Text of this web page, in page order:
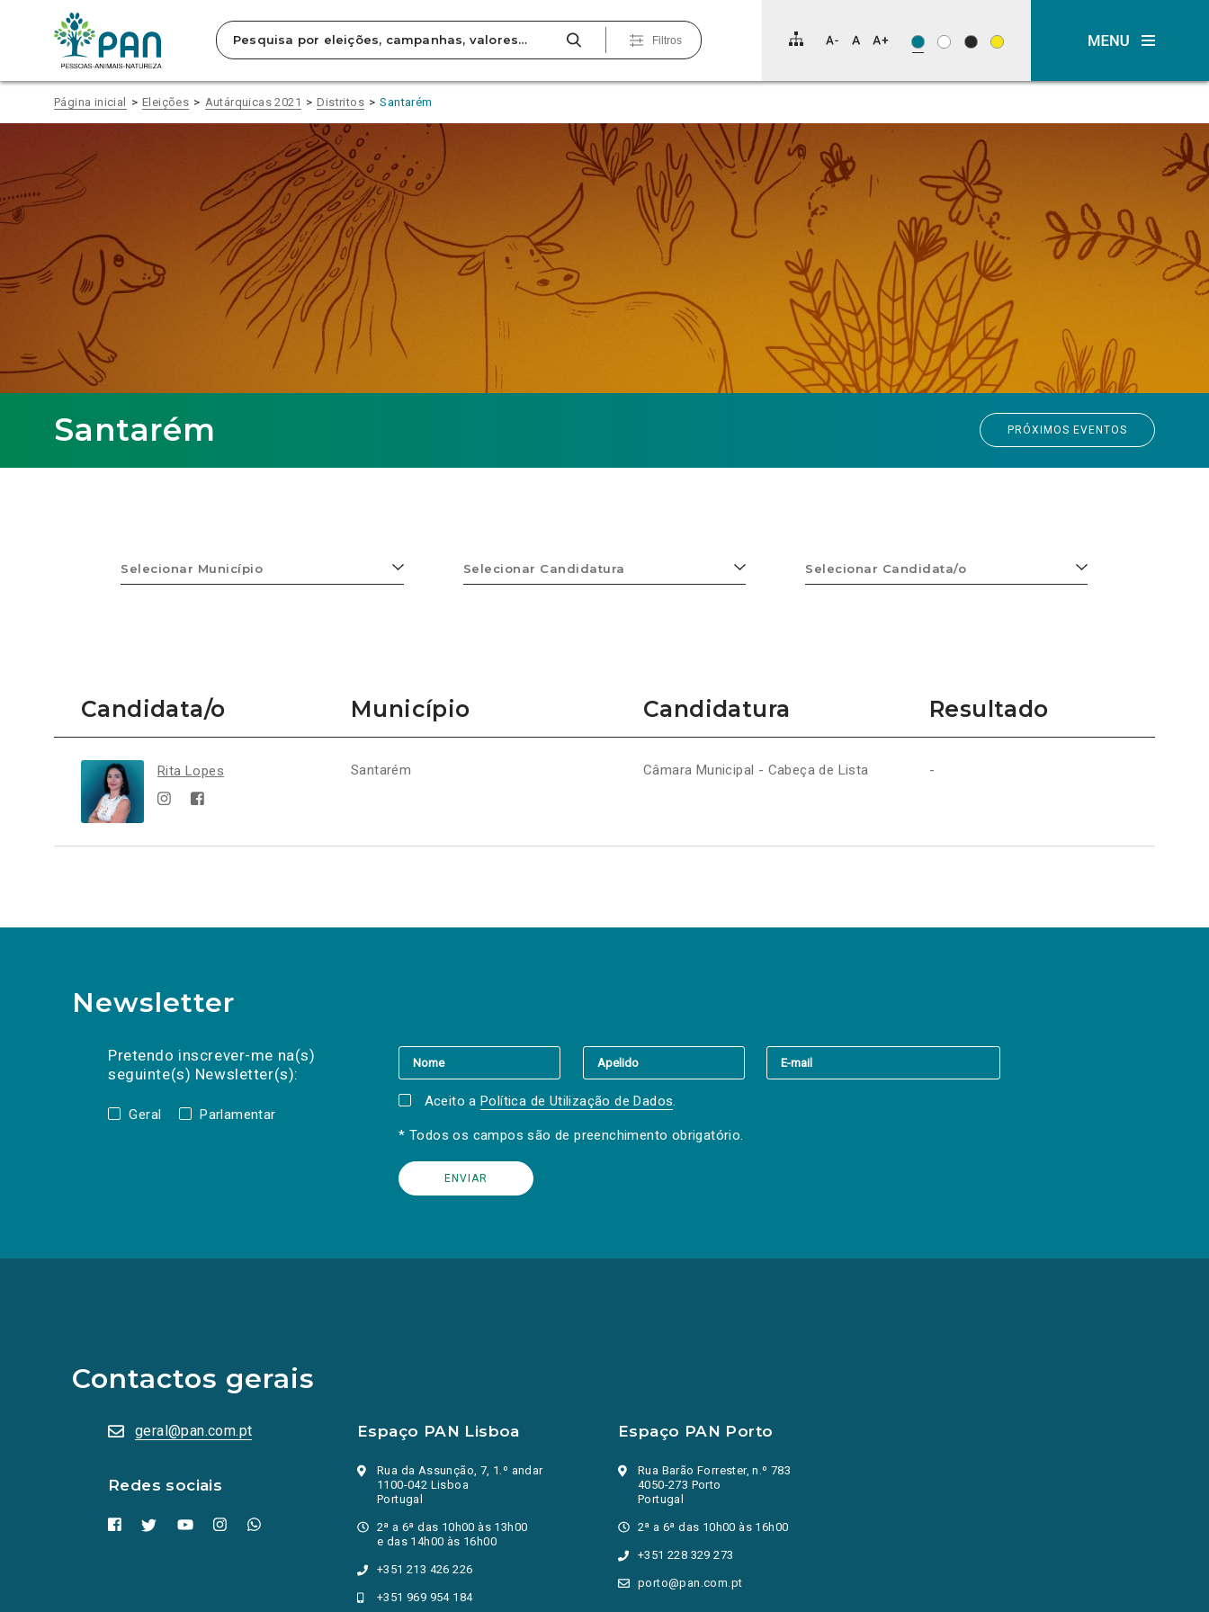
conteúdo
da
Filtros
Página inicial Eleições Autárquicas 2021 Distritos Santarém
Santarém PRÓXIMOS EVENTOS
Selecionar
Município
Selecionar
Candidatura
Selecionar
Candidata/o
Candidata/o Município Candidatura Resultado
Rita Lopes
Ligações
Município:
Santarém
Candidatura:
Câmara Municipal - Cabeça de Lista
Resultado:
-
Newsletter
Pretendo inscrever-me na(s)
seguinte(s) Newsletter(s):
Geral Parlamentar
mail
Aceito aPolítica de Utilização de Dados.
* Todos os campos são de preenchimento obrigatório.
Contactos gerais
geral@pan.com.pt
Redes sociais
Espaço PAN Lisboa
Rua da Assunção, 7, 1.º andar
1100-042 Lisboa
Portugal
2ª a 6ª das 10h00 às 13h00
e das 14h00 às 16h00
+351 213 426 226
+351 969 954 184
Espaço PAN Porto
Rua Barão Forrester, n.º 783
4050-273 Porto
Portugal
2ª a 6ª das 10h00 às 16h00
+351 228 329 273
porto@pan.com.pt